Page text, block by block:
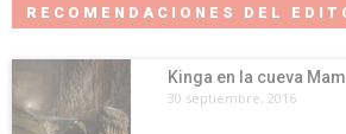
RECOMENDACIONES DEL
Kinga en la cueva
30 septiembre, 2016